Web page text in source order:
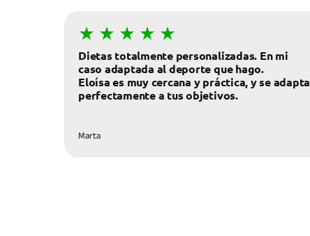
Dietas totalmente personalizadas. En mi
caso adaptada al deporte que hago.
Eloísa es muy cercana y práctica, y se adapta
perfectamente a tus objetivos.
Marta